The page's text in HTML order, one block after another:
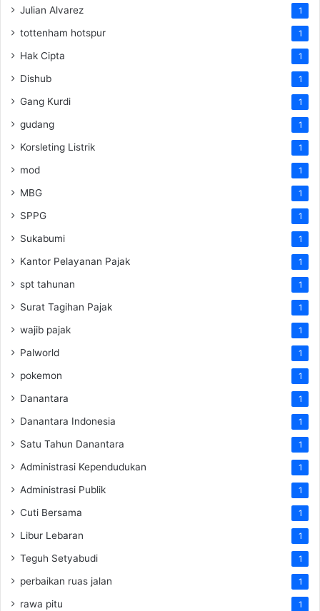
Julian Alvarez 1
tottenham hotspur 1
Hak Cipta 1
Dishub 1
Gang Kurdi 1
gudang 1
Korsleting Listrik 1
mod 1
MBG 1
SPPG 1
Sukabumi 1
Kantor Pelayanan Pajak 1
spt tahunan 1
Surat Tagihan Pajak 1
wajib pajak 1
Palworld 1
pokemon 1
Danantara 1
Danantara Indonesia 1
Satu Tahun Danantara 1
Administrasi Kependudukan 1
Administrasi Publik 1
Cuti Bersama 1
Libur Lebaran 1
Teguh Setyabudi 1
perbaikan ruas jalan 1
rawa pitu 1